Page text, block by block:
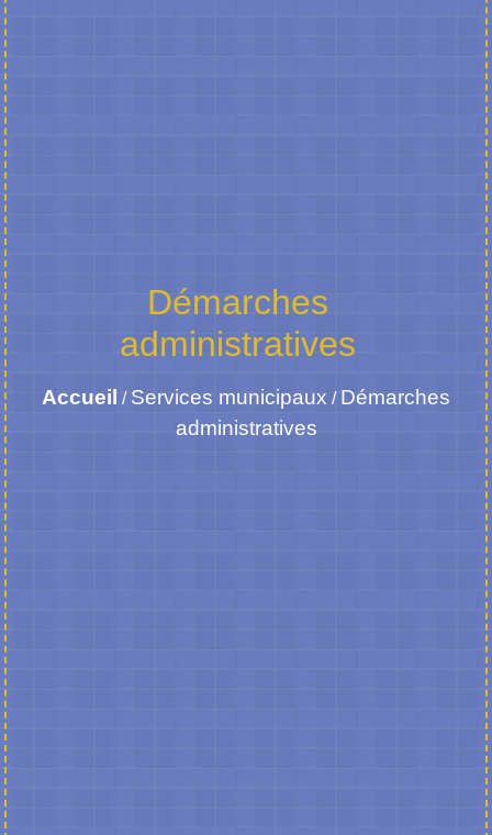
Démarches
administratives
Accueil / Services municipaux / Démarches
administratives